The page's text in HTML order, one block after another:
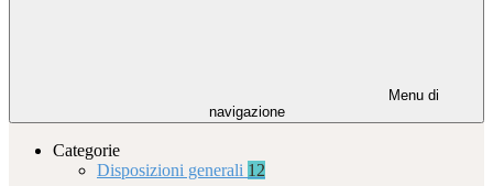
Menu di
navigazione
Categorie
Disposizioni generali 12